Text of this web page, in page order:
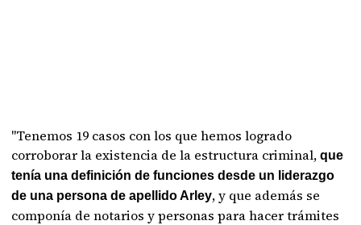
"Tenemos 19 casos con los que hemos logrado
corroborar la existencia de la estructura criminal,que
tenía una definición de funciones desde un liderazgo
de una persona de apellido Arley, y que además se
componía de notarios y personas para hacer trámites